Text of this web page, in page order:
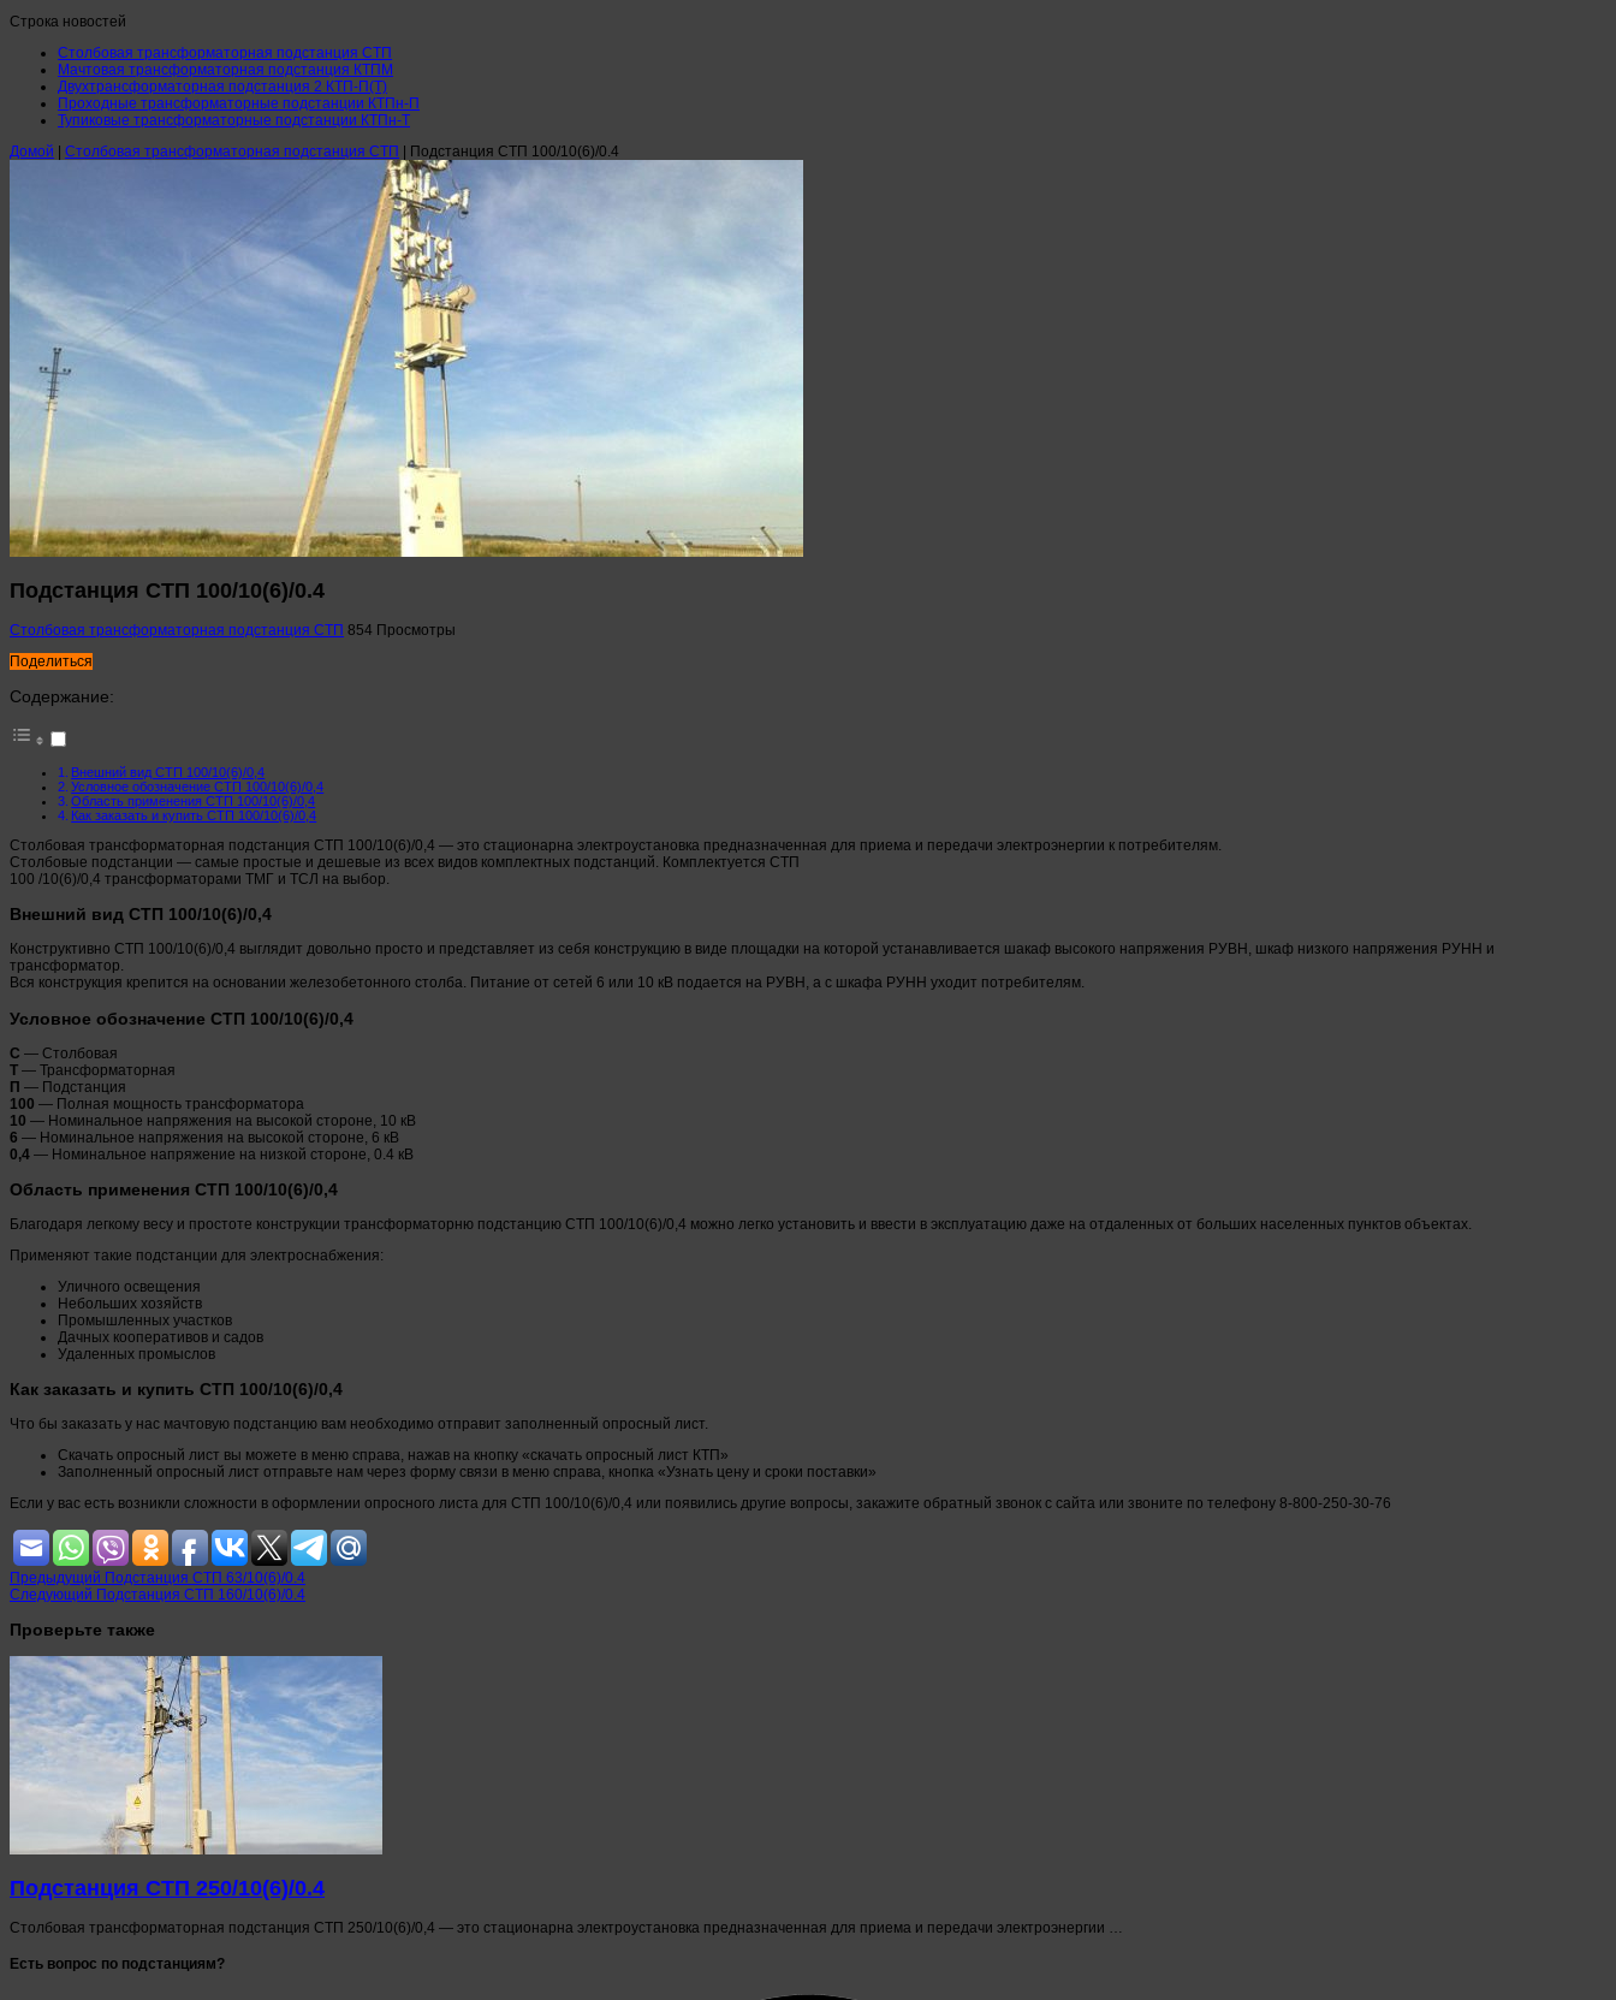
Строка новостей
Столбовая трансформаторная подстанция СТП
Мачтовая трансформаторная подстанция КТПМ
Двухтрансформаторная подстанция 2 КТП-П(Т)
Проходные трансформаторные подстанции КТПн-П
Тупиковые трансформаторные подстанции КТПн-Т
Домой | Столбовая трансформаторная подстанция СТП | Подстанция СТП 100/10(6)/0.4
Подстанция СТП 100/10(6)/0.4
Столбовая трансформаторная подстанция СТП 854 Просмотры
Поделиться
Содержание:
Внешний вид СТП 100/10(6)/0,4
Условное обозначение СТП 100/10(6)/0,4
Область применения СТП 100/10(6)/0,4
Как заказать и купить СТП 100/10(6)/0,4
Столбовая трансформаторная подстанция СТП 100/10(6)/0,4 — это стационарна электроустановка предназначенная для приема и передачи электроэнергии к потребителям.
Столбовые подстанции — самые простые и дешевые из всех видов комплектных подстанций. Комплектуется СТП
100 /10(6)/0,4 трансформаторами ТМГ и ТСЛ на выбор.
Внешний вид СТП 100/10(6)/0,4
Конструктивно СТП 100/10(6)/0,4 выглядит довольно просто и представляет из себя конструкцию в виде площадки на которой устанавливается шакаф высокого напряжения РУВН, шкаф низкого напряжения РУНН и
трансформатор.
Вся конструкция крепится на основании железобетонного столба. Питание от сетей 6 или 10 кВ подается на РУВН, а с шкафа РУНН уходит потребителям.
Условное обозначение СТП 100/10(6)/0,4
С — Столбовая
Т — Трансформаторная
П — Подстанция
100 — Полная мощность трансформатора
10 — Номинальное напряжения на высокой стороне, 10 кВ
6 — Номинальное напряжения на высокой стороне, 6 кВ
0,4 — Номинальное напряжение на низкой стороне, 0.4 кВ
Область применения СТП 100/10(6)/0,4
Благодаря легкому весу и простоте конструкции трансформаторню подстанцию СТП 100/10(6)/0,4 можно легко установить и ввести в эксплуатацию даже на отдаленных от больших населенных пунктов объектах.
Применяют такие подстанции для электроснабжения:
Уличного освещения
Небольших хозяйств
Промышленных участков
Дачных кооперативов и садов
Удаленных промыслов
Как заказать и купить СТП 100/10(6)/0,4
Что бы заказать у нас мачтовую подстанцию вам необходимо отправит заполненный опросный лист.
Скачать опросный лист вы можете в меню справа, нажав на кнопку «скачать опросный лист КТП»
Заполненный опросный лист отправьте нам через форму связи в меню справа, кнопка «Узнать цену и сроки поставки»
Если у вас есть возникли сложности в оформлении опросного листа для СТП 100/10(6)/0,4 или появились другие вопросы, закажите обратный звонок с сайта или звоните по телефону 8-800-250-30-76
Предыдущий Подстанция СТП 63/10(6)/0.4
Следующий Подстанция СТП 160/10(6)/0.4
Проверьте также
Подстанция СТП 250/10(6)/0.4
Столбовая трансформаторная подстанция СТП 250/10(6)/0,4 — это стационарна электроустановка предназначенная для приема и передачи электроэнергии …
Есть вопрос по подстанциям?